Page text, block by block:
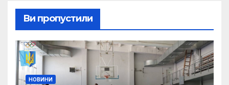
Ви пропустили
НОВИНИ